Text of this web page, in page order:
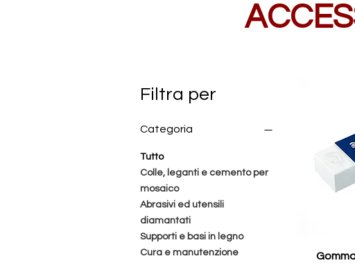
Filtra per
Categoria
Tutto
Colle, leganti e cemento per
mosaico
Abrasivi ed utensili
diamantati
Supporti e basi in legno
Cura e manutenzione